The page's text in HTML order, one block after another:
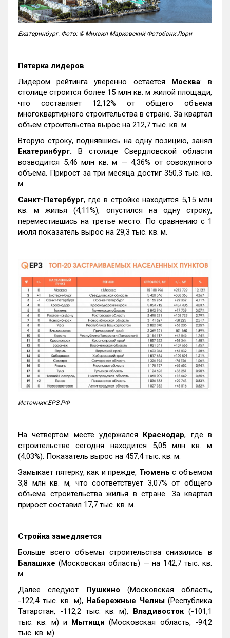
Екатеринбург. Фото: © Михаил Марковский Фотобанк Лори
Пятерка лидеров
Лидером рейтинга уверенно остается Москва: в
столице строится более 15 млн кв. м жилой площади,
что составляет 12,12% от общего объема
многоквартирного строительства в стране. За квартал
объем строительства вырос на 212,7 тыс. кв. м.
Вторую строку, поднявшись на одну позицию, занял
Екатеринбург. В столице Свердловской области
возводится 5,46 млн кв. м — 4,36% от совокупного
объема. Прирост за три месяца достиг 350,3 тыс. кв.
м.
Санкт-Петербург, где в стройке находится 5,15 млн
кв. м жилья (4,11%), опустился на одну строку,
переместившись на третье место. По сравнению с 1
июля показатель вырос на 29,3 тыс. кв. м.
Источник:ЕРЗ.РФ
На четвертом месте удержался Краснодар, где в
строительстве сегодня находится 5,05 млн кв. м
(4,03%). Показатель вырос на 457,4 тыс. кв. м.
Замыкает пятерку, как и прежде, Тюмень с объемом
3,8 млн кв. м, что соответствует 3,07% от общего
объема строительства жилья в стране. За квартал
прирост составил 17,7 тыс. кв. м.
Стройка замедляется
Больше всего объемы строительства снизились в
Балашихе (Московская область) — на 142,7 тыс. кв.
м.
Далее следуют Пушкино (Московская область,
-122,4 тыс. кв. м), Набережные Челны(Республика
Татарстан, -112,2 тыс. кв. м), Владивосток(-101,1
тыс. кв. м) и Мытищи (Московская область, -94,2
тыс. кв. м).